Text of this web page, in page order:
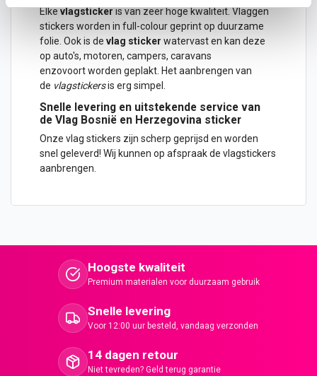
Elkevlagsticker is van zeer hoge kwaliteit. Vlaggen
stickers worden in full-colour geprint op duurzame
folie. Ook is de vlag sticker watervast en kan deze
op auto's, motoren, campers, caravans
enzovoort worden geplakt. Het aanbrengen van
de vlagstickersis erg simpel.
Snelle levering en uitstekende service van
de Vlag Bosnië en Herzegovina sticker
Onze vlag stickers zijn scherp geprijsd en worden
snel geleverd! Wij kunnen op afspraak de vlagstickers
aanbrengen.
Hoogste kwaliteit
Premium materialen voor duurzaam gebruik
Snelle levering
Voor 12:00 uur besteld, vandaag verzonden
14 dagen retour
Niet tevreden? Geld terug garantie